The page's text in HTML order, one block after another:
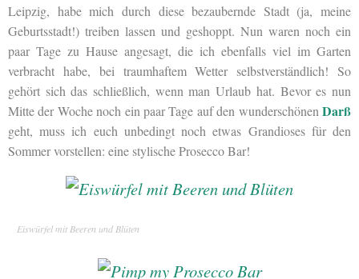
Leipzig, habe mich durch diese bezaubernde Stadt (ja, meine
Geburtsstadt!) treiben lassen und geshoppt. Nun waren noch ein
paar Tage zu Hause angesagt, die ich ebenfalls viel im Garten
verbracht habe, bei traumhaftem Wetter selbstverständlich! So
gehört sich das schließlich, wenn man Urlaub hat. Bevor es nun
Mitte der Woche noch ein paar Tage auf den wunderschönen Darß
geht, muss ich euch unbedingt noch etwas Grandioses für den
Sommer vorstellen: eine stylische Prosecco Bar!
Eiswürfel mit Beeren und Blüten